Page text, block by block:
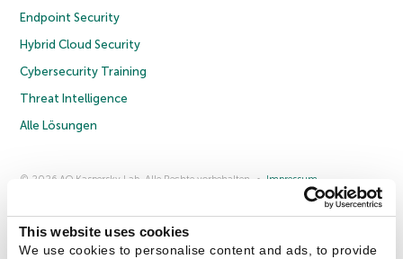
This website uses cookies
We use cookies to personalise content and ads, to provide
Endpoint Security
Hybrid Cloud Security
Cybersecurity Training
Threat Intelligence
Alle Lösungen
© 2026 AO Kaspersky Lab. Alle Rechte vorbehalten.
Impressum
Lizenzvereinbarung B2B
Anmeldung zum Newsletter für B2B-Vertriebspartner